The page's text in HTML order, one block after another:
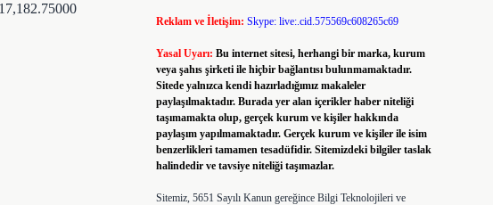
Reklam ve İletişim: Skype: live:.cid.575569c608265c69
Yasal Uyarı: Bu internet sitesi, herhangi bir marka, kurum
veya şahıs şirketi ile hiçbir bağlantısı bulunmamaktadır.
Sitede yalnızca kendi hazırladığımız makaleler
paylaşılmaktadır. Burada yer alan içerikler haber niteliği
taşımamakta olup, gerçek kurum ve kişiler hakkında
paylaşım yapılmamaktadır. Gerçek kurum ve kişiler ile isim
benzerlikleri tamamen tesadüfidir. Sitemizdeki bilgiler taslak
halindedir ve tavsiye niteliği taşımazlar.
Sitemiz, 5651 Sayılı Kanun gereğince Bilgi Teknolojileri ve